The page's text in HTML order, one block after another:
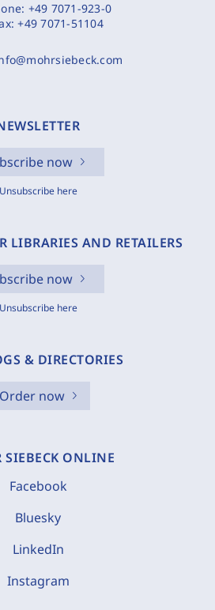
+49 7071-923-0
+49 7071-51104
now
Unsubscribe here
LIBRARIES AND RETAILERS
now
Unsubscribe here
& DIRECTORIES
Order now
SIEBECK ONLINE
Facebook
Bluesky
LinkedIn
Instagram